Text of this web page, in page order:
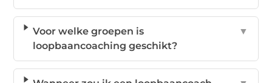
Voor welke groepen is
loopbaancoaching geschikt?
▼